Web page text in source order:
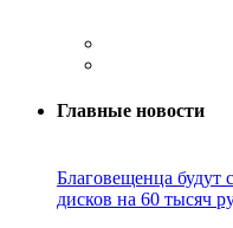
Главные новости
Благовещенца будут
дисков на 60 тысяч